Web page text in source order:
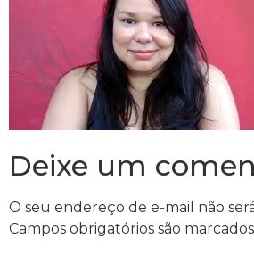
Deixe um
O seu endereço de e-mail não
Campos obrigatórios são